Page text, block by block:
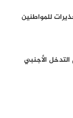
للمواطنين
الأجنبي